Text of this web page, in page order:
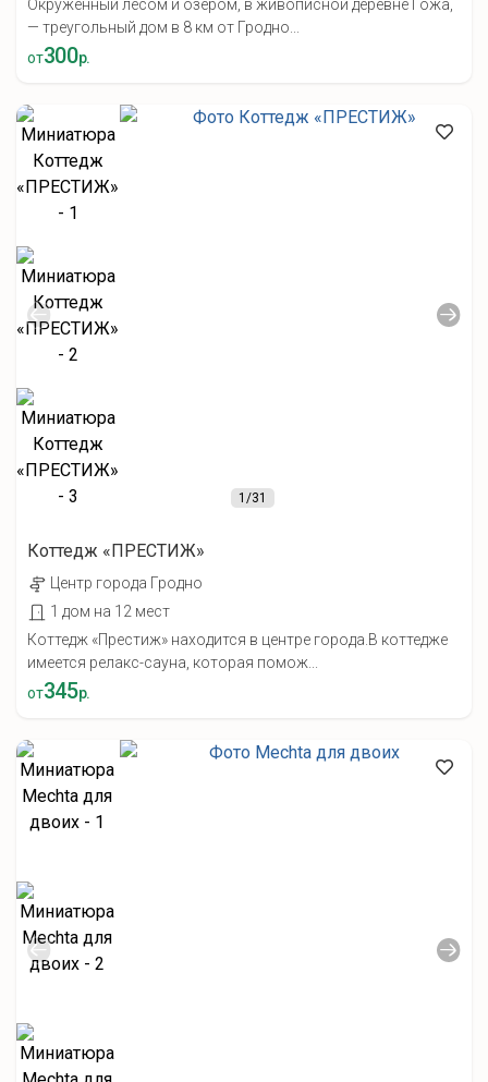
Окруженный лесом и озером, в живописной деревне Гожа,
— треугольный дом в 8 км от Гродно...
от300р.
1/31
Коттедж «ПРЕСТИЖ»
Центр города Гродно
1 дом на 12 мест
Коттедж «Престиж» находится в центре города.В коттедже
имеется релакс-сауна, которая помож...
от345р.